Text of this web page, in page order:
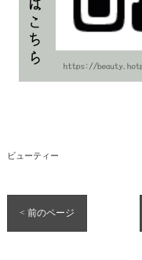
ビューティー
< 前のページ